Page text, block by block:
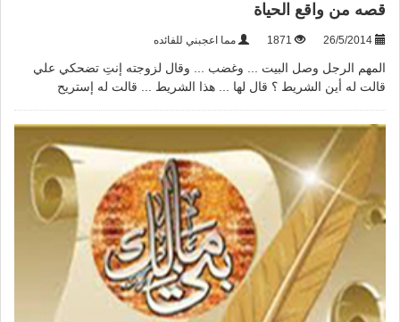
قصه من واقع الحياة
1871 مما اعجبني للفائده
المهم الرجل وصل البيت ... وغضب ... وقال لزوجته إنتِ تضحكي علي
قالت له أين الشريط ؟ قال لها ... هذا الشريط ... قالت له إستريح